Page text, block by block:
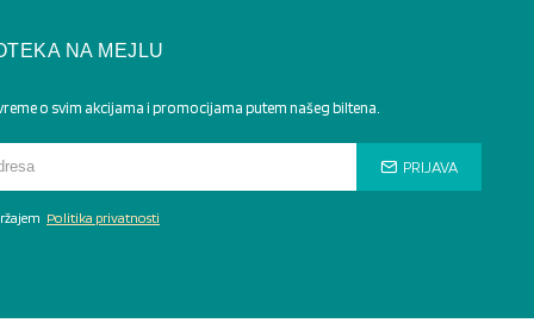
NA MEJLU
o svim akcijama i promocijama putem našeg biltena.
PRIJAVA
Politika privatnosti